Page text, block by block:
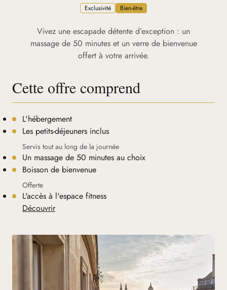
Exclusivité Bien-être
Vivez une escapade détente d’exception : un
massage de 50 minutes et un verre de bienvenue
offert à votre arrivée.
Cette offre comprend
L'hébergement
Les petits-déjeuners inclus
Servis tout au long de la journée
Un massage de 50 minutes au choix
Boisson de bienvenue
Offerte
L'accès à l'espace fitness
Découvrir